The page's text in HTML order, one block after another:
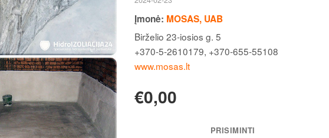
Įmonė: MOSAS, UAB
Birželio 23-iosios g. 5
+370-5-2610179, +370-655-55108
www.mosas.lt
€0,00
PRISIMINTI